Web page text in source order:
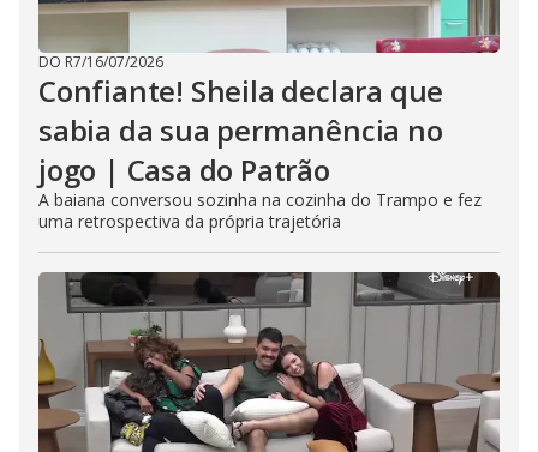
DO R7/16/07/2026
Confiante! Sheila declara que
sabia da sua permanência no
jogo | Casa do Patrão
A baiana conversou sozinha na cozinha do Trampo e fez
uma retrospectiva da própria trajetória